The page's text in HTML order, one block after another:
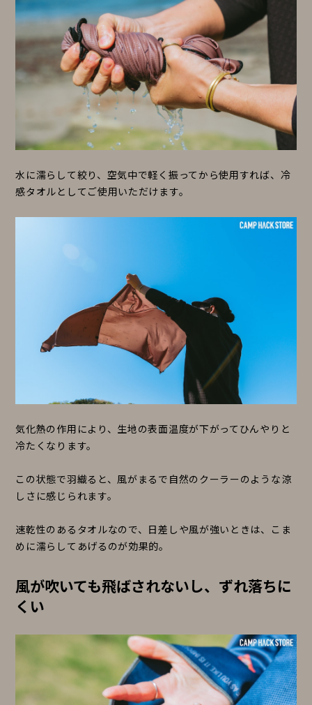
水に濡らして絞り、空気中で軽く振ってから使用すれば、冷
感タオルとしてご使用いただけます。
気化熱の作用により、生地の表面温度が下がってひんやりと
冷たくなります。
この状態で羽織ると、風がまるで自然のクーラーのような涼
しさに感じられます。
速乾性のあるタオルなので、日差しや風が強いときは、こま
めに濡らしてあげるのが効果的。
風が吹いても飛ばされないし、ずれ落ちに
くい